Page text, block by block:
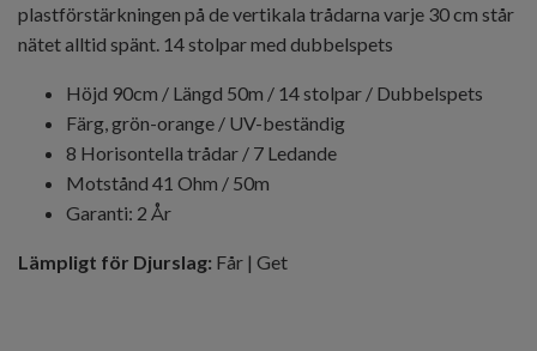
plastförstärkningen på de vertikala trådarna varje 30 cm står
nätet alltid spänt. 14 stolpar med dubbelspets
Höjd 90cm / Längd 50m / 14 stolpar / Dubbelspets
Färg, grön-orange / UV-beständig
8 Horisontella trådar / 7 Ledande
Motstånd 41 Ohm / 50m
Garanti: 2 År
Lämpligt för Djurslag: Får | Get